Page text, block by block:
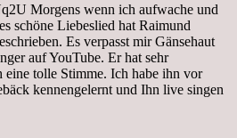
Morgens wenn ich aufwache und
schöne Liebeslied hat Raimund
Es verpasst mir Gänsehaut
auf YouTube. Er hat sehr
eine tolle Stimme. Ich habe ihn vor
kennengelernt und Ihn live singen